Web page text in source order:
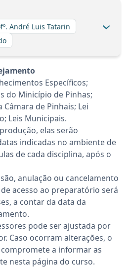
André Luis Tatarin
Específicos;
do Minicípio de Pinhas;
de Pinhais; Lei
Leis Municipais.
elas serão
indicadas no ambiente de
de cada disciplina, após o
anulação ou cancelamento
acesso ao preparatório será
a contar da data da
pode ser ajustada por
Caso ocorram alterações, o
a informar as
nesta página do curso.